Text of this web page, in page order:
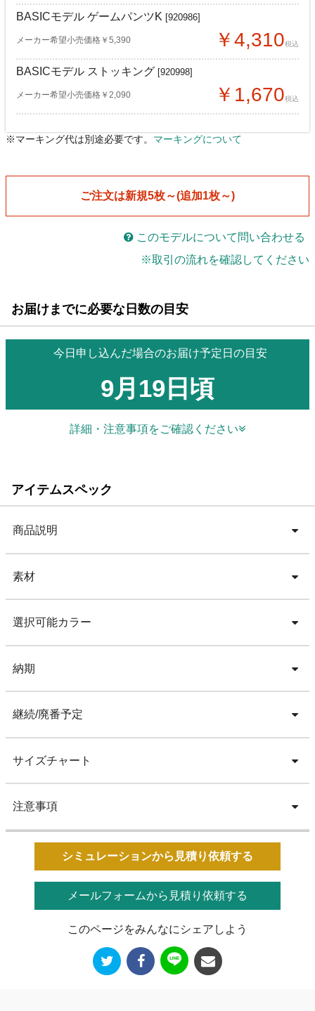
BASICモデル ゲームパンツK [920986]
メーカー希望小売価格￥5,390 ￥4,310税込
BASICモデル ストッキング [920998]
メーカー希望小売価格￥2,090 ￥1,670税込
メーカー希望小売価格￥11,550 ￥8,660税込
BASICモデル ゲームパンツK
￥4,040 税込
BASICモデル ストッキング[920998]
メーカー希望小売価格￥11,550 ￥8,080税込
BASICモデル ゲームパンツK
￥3,770 税込
BASICモデル ストッキング[920998]
※マーキング代は別途必要です。 マーキングについて
ご注文は新規5枚～(追加1枚～)
このモデルについて問い合わせる
※取引の流れを確認してください
お届けまでに必要な日数の目安
今日申し込んだ場合のお届け予定日の目安
9月19日頃
詳細・注意事項をご確認ください
アイテムスペック
商品説明
素材
選択可能カラー
納期
継続/廃番予定
サイズチャート
注意事項
シミュレーションから見積り依頼する
メールフォームから見積り依頼する
このページをみんなにシェアしよう